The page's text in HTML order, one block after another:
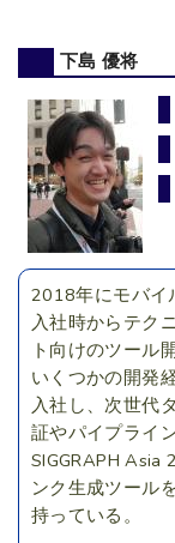
下島 優将
2018年にモバイ
入社時からテク
ト向けのツール
いくつかの開発
入社し、次世代
証やパイプライ
SIGGRAPH Asia
ンク生成ツール
持っている。